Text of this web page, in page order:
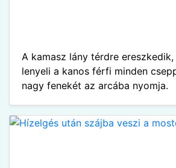
A kamasz lány térdre
lenyeli a kanos férfi minden
nagy fenekét az arcába nyomja.